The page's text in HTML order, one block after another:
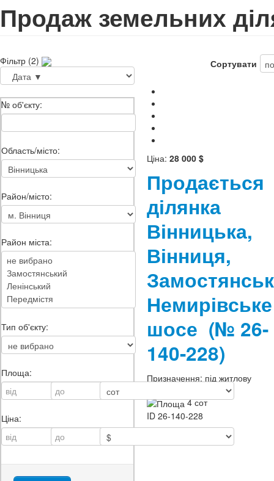
Продаж земельних
Фільтр (2)
№ об'єкту:
Область/місто:
Район/місто:
Район міста:
Тип об'єкту:
Площа:
Ціна:
Сортувати
Ціна: 28 000 $
Продається
ділянка
Вінницька,
Вінниця,
Немирівське
шосе (№ 26-
140-228)
Призначення: під житлову
4 сот
ID 26-140-228